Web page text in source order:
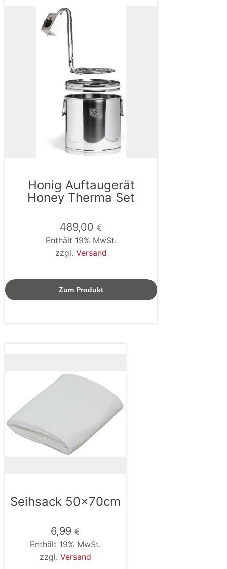
Honig Auftaugerät
Honey Therma Set
489,00 €
Enthält 19% MwSt.
zzgl. Versand
Zum Produkt
Seihsack 50x70cm
6,99 €
Enthält 19% MwSt.
zzgl. Versand